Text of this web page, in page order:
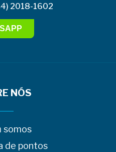
2018-1602
NÓS
somos
de pontos